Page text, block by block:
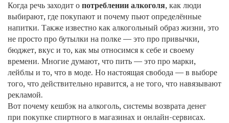
Когда речь заходит о потреблении алкоголя, как люди
выбирают, где покупают и почему пьют определённые
напитки. Также известно как алкогольный образ жизни, это
не просто про бутылки на полке — это про привычки,
бюджет, вкус и то, как мы относимся к себе и своему
времени. Многие думают, что пить — это про марки,
лейблы и то, что в моде. Но настоящая свобода — в выборе
того, что действительно нравится, а не того, что навязывают
рекламой.
Вот почему кешбэк на алкоголь, системы возврата денег
при покупке спиртного в магазинах и онлайн-сервисах.